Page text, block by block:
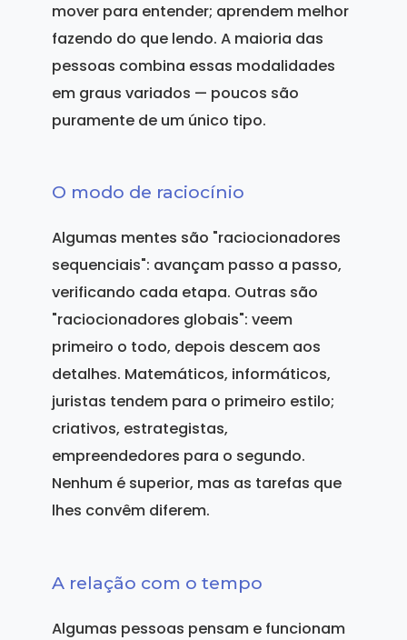
mover para entender; aprendem melhor
fazendo do que lendo. A maioria das
pessoas combina essas modalidades
em graus variados — poucos são
puramente de um único tipo.
O modo de raciocínio
Algumas mentes são "raciocionadores
sequenciais": avançam passo a passo,
verificando cada etapa. Outras são
"raciocionadores globais": veem
primeiro o todo, depois descem aos
detalhes. Matemáticos, informáticos,
juristas tendem para o primeiro estilo;
criativos, estrategistas,
empreendedores para o segundo.
Nenhum é superior, mas as tarefas que
lhes convêm diferem.
A relação com o tempo
Algumas pessoas pensam e funcionam